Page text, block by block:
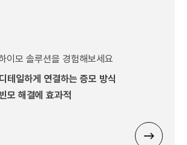
이모 솔루션을 경험해보세요
테일하게 연결하는 증모 방식
모 해결에 효과적